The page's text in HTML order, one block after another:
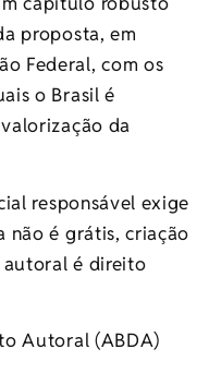
proposta, em
Federal, com os
o Brasil é
da
responsável exige
não é grátis, criação
é direito
Autoral (ABDA)